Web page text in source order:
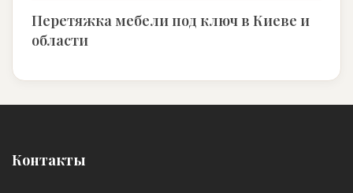
Перетяжка мебели под ключ в Киеве и
области
Контакты